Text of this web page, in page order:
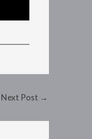
Next Post →